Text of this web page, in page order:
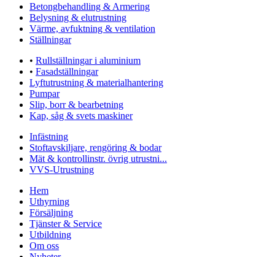
Betongbehandling & Armering
Belysning & elutrustning
Värme, avfuktning & ventilation
Ställningar
• Rullställningar i aluminium
• Fasadställningar
Lyftutrustning & materialhantering
Pumpar
Slip, borr & bearbetning
Kap, såg & svets maskiner
Infästning
Stoftavskiljare, rengöring & bodar
Mät & kontrollinstr. övrig utrustni...
VVS-Utrustning
Hem
Uthyrning
Försäljning
Tjänster & Service
Utbildning
Om oss